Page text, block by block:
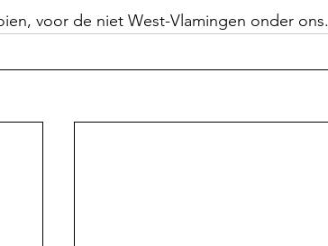
voor de niet West-Vlamingen onder ons.